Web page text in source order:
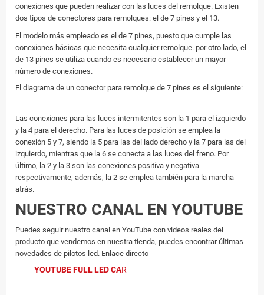
conexiones que pueden realizar con las luces del remolque. Existen
dos tipos de conectores para remolques: el de 7 pines y el 13.
El modelo más empleado es el de 7 pines, puesto que cumple las
conexiones básicas que necesita cualquier remolque. por otro lado, el
de 13 pines se utiliza cuando es necesario establecer un mayor
número de conexiones.
El diagrama de un conector para remolque de 7 pines es el siguiente:
Las conexiones para las luces intermitentes son la 1 para el izquierdo
y la 4 para el derecho. Para las luces de posición se emplea la
conexión 5 y 7, siendo la 5 para las del lado derecho y la 7 para las del
izquierdo, mientras que la 6 se conecta a las luces del freno. Por
último, la 2 y la 3 son las conexiones positiva y negativa
respectivamente, además, la 2 se emplea también para la marcha
atrás.
NUESTRO CANAL EN YOUTUBE
Puedes seguir nuestro canal en YouTube con videos reales del
producto que vendemos en nuestra tienda, puedes encontrar últimas
novedades de pilotos led. Enlace directo
YOUTUBE FULL LED CAR